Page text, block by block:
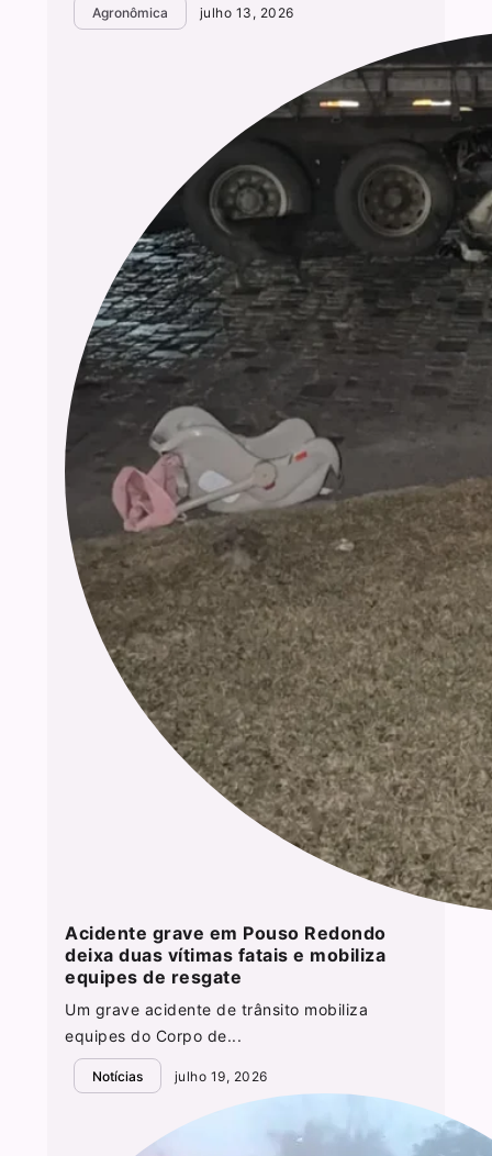
Agronômica julho 13, 2026
Acidente grave em Pouso Redondo
deixa duas vítimas fatais e mobiliza
equipes de resgate
Um grave acidente de trânsito mobiliza
equipes do Corpo de...
Notícias julho 19, 2026